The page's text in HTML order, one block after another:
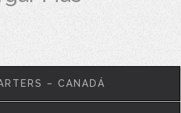
– CANADÁ